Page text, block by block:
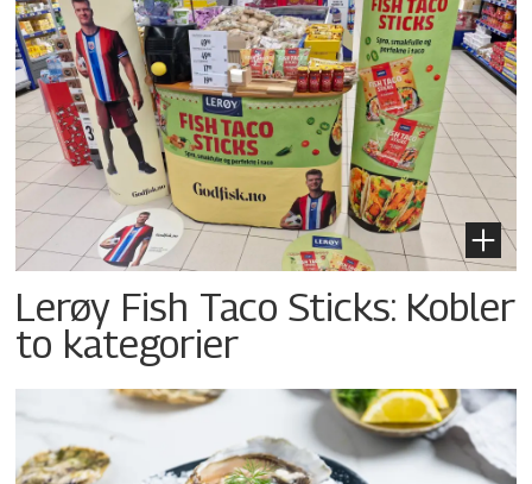
Lerøy Fish Taco Sticks: Kobler
to kategorier